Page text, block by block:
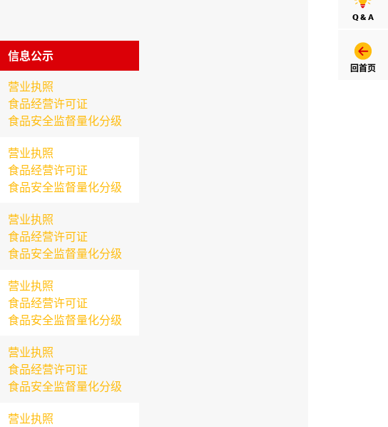
Q & A
回首页
信息公示
营业执照
食品经营许可证
食品安全监督量化分级
营业执照
食品经营许可证
食品安全监督量化分级
营业执照
食品经营许可证
食品安全监督量化分级
营业执照
食品经营许可证
食品安全监督量化分级
营业执照
食品经营许可证
食品安全监督量化分级
营业执照